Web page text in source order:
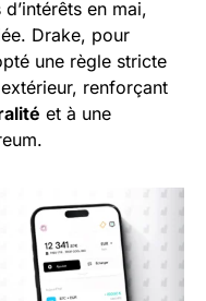
en mai,
Drake, pour
une règle stricte
renforçant
et à une